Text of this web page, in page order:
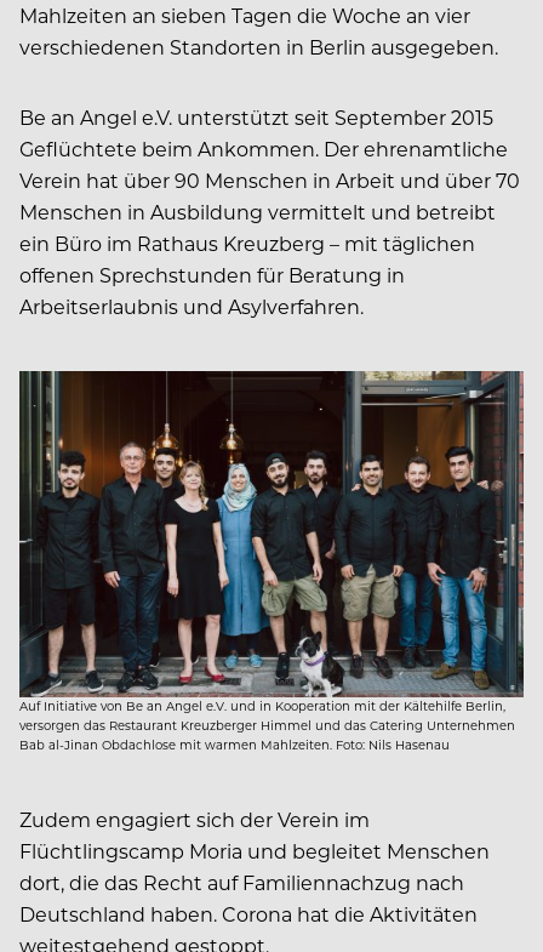
Mahlzeiten an sieben Tagen die Woche an vier
verschiedenen Standorten in Berlin ausgegeben.
Be an Angel e.V. unterstützt seit September 2015
Geflüchtete beim Ankommen. Der ehrenamtliche
Verein hat über 90 Menschen in Arbeit und über 70
Menschen in Ausbildung vermittelt und betreibt
ein Büro im Rathaus Kreuzberg – mit täglichen
offenen Sprechstunden für Beratung in
Arbeitserlaubnis und Asylverfahren.
Auf Initiative von Be an Angel e.V. und in Kooperation mit der Kältehilfe Berlin,
versorgen das Restaurant Kreuzberger Himmel und das Catering Unternehmen
Bab al-Jinan Obdachlose mit warmen Mahlzeiten. Foto: Nils Hasenau
Zudem engagiert sich der Verein im
Flüchtlingscamp Moria und begleitet Menschen
dort, die das Recht auf Familiennachzug nach
Deutschland haben. Corona hat die Aktivitäten
weitestgehend gestoppt.